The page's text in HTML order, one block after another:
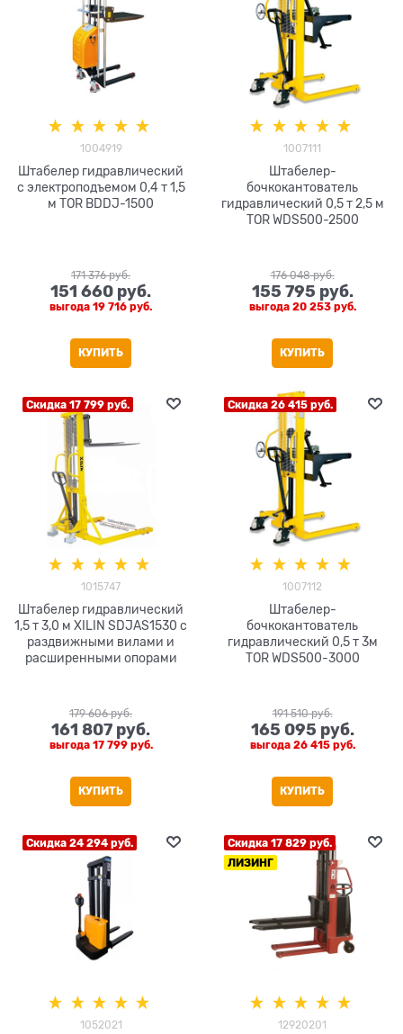
1004919
Штабелер гидравлический
с электроподъемом 0,4 т 1,5
м TOR BDDJ-1500
171 376 руб.
151 660 руб.
выгода 19 716 руб.
КУПИТЬ
1007111
Штабелер-
бочкокантователь
гидравлический 0,5 т 2,5 м
TOR WDS500-2500
176 048 руб.
155 795 руб.
выгода 20 253 руб.
КУПИТЬ
Скидка 17 799 руб.
1015747
Штабелер гидравлический
1,5 т 3,0 м XILIN SDJAS1530 с
раздвижными вилами и
расширенными опорами
179 606 руб.
161 807 руб.
выгода 17 799 руб.
КУПИТЬ
Скидка 26 415 руб.
1007112
Штабелер-
бочкокантователь
гидравлический 0,5 т 3м
TOR WDS500-3000
191 510 руб.
165 095 руб.
выгода 26 415 руб.
КУПИТЬ
Скидка 24 294 руб.
1052021
Скидка 17 829 руб.
ЛИЗИНГ
12920201